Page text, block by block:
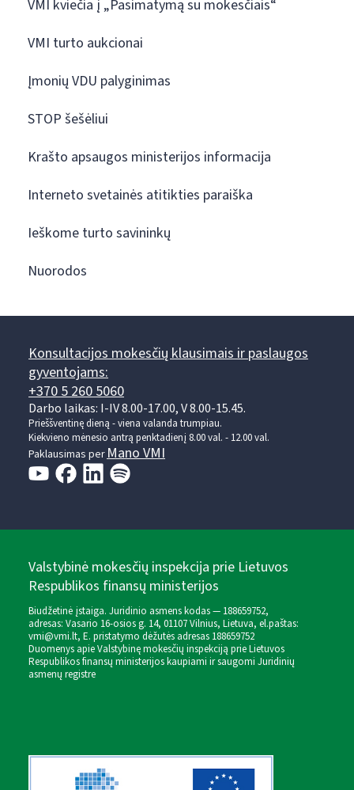
VMI kviečia į „Pasimatymą su mokesčiais“
VMI turto aukcionai
Įmonių VDU palyginimas
STOP šešėliui
Krašto apsaugos ministerijos informacija
Interneto svetainės atitikties paraiška
Ieškome turto savininkų
Nuorodos
Konsultacijos mokesčių klausimais ir paslaugos
gyventojams:
+370 5 260 5060
Darbo laikas: I-IV 8.00-17.00, V 8.00-15.45.
Prieššventinę dieną - viena valanda trumpiau.
Kiekvieno mėnesio antrą penktadienį 8.00 val. - 12.00 val.
Paklausimas perMano VMI
Valstybinė mokesčių inspekcija prie Lietuvos
Respublikos finansų ministerijos
Biudžetinė įstaiga. Juridinio asmens kodas — 188659752,
adresas: Vasario 16-osios g. 14, 01107 Vilnius, Lietuva, el.paštas:
vmi@vmi.lt, E. pristatymo dėžutės adresas 188659752
Duomenys apie Valstybinę mokesčių inspekciją prie Lietuvos
Respublikos finansų ministerijos kaupiami ir saugomi Juridinių
asmenų registre